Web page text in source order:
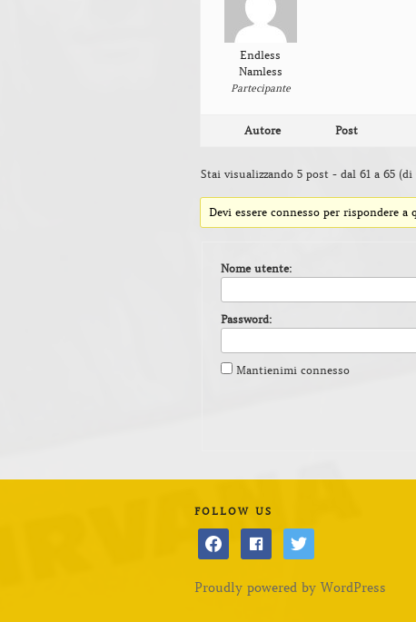
Endless
Namless
Partecipante
Autore Post
Stai visualizzando 5 post - dal 61 a 65
Devi essere connesso per rispondere a
Nome utente:
Password:
Mantienimi connesso
FOLLOW US
facebookfacebooktwitter
Proudly powered by WordPress